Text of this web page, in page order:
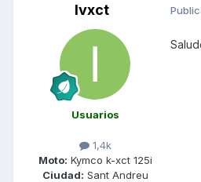
Ivxct
Usuarios
1,4k
Moto: Kymco k-xct 125i
Ciudad: Sant Andreu